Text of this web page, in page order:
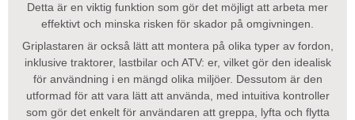
Detta är en viktig funktion som gör det möjligt att arbeta mer
effektivt och minska risken för skador på omgivningen.
Griplastaren är också lätt att montera på olika typer av fordon,
inklusive traktorer, lastbilar och ATV: er, vilket gör den idealisk
för användning i en mängd olika miljöer. Dessutom är den
utformad för att vara lätt att använda, med intuitiva kontroller
som gör det enkelt för användaren att greppa, lyfta och flytta